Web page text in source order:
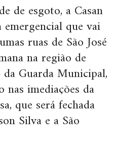
de esgoto, a Casan
que vai
ruas de São José
na região de
Guarda Municipal,
imediações da
que será fechada
Silva e a São